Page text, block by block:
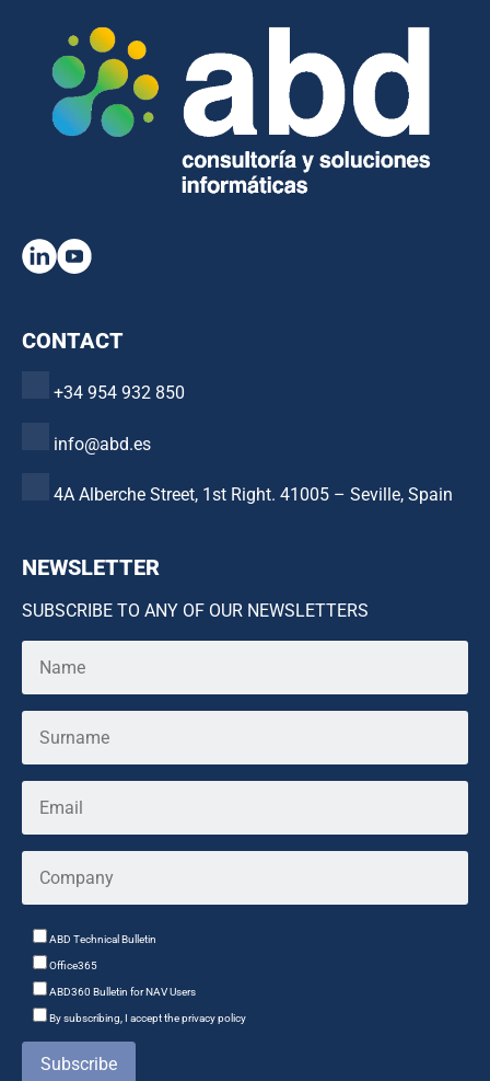
CONTACT
+34 954 932 850
info@abd.es
4A Alberche Street, 1st Right. 41005 – Seville, Spain
NEWSLETTER
SUBSCRIBE TO ANY OF OUR NEWSLETTERS
ABD Technical Bulletin
Office365
ABD360 Bulletin for NAV Users
By subscribing, I accept the privacy policy
Subscribe